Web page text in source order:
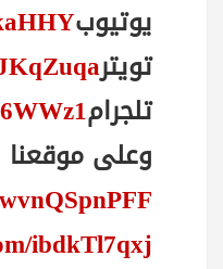
يوتيوب
تويتر
تلجرام
وعلى موقعنا
ibdkTl7qxj